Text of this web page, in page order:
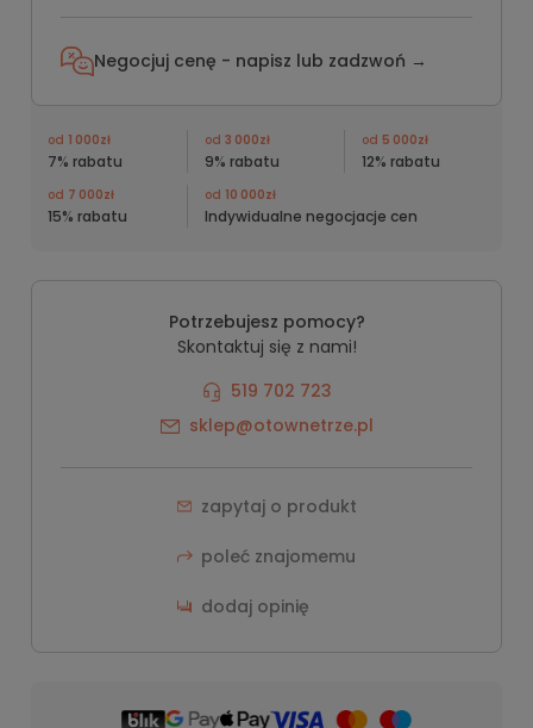
Negocjuj cenę - napisz lub zadzwoń →
od 1 000zł
7% rabatu
od 3 000zł
9% rabatu
od 5 000zł
12% rabatu
od 7 000zł
15% rabatu
od 10 000zł
Indywidualne negocjacje cen
Potrzebujesz pomocy?
Skontaktuj się z nami!
519 702 723
sklep@otownetrze.pl
zapytaj o produkt
poleć znajomemu
dodaj opinię